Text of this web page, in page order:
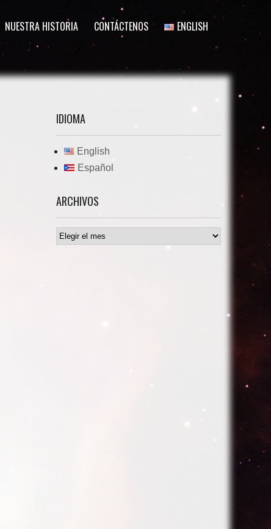
NUESTRA HISTORIA CONTÁCTENOS ENGLISH
IDIOMA
English
Español
ARCHIVOS
Archivos